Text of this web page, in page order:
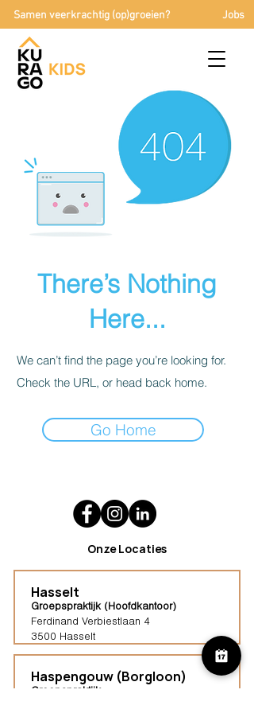
Samen veerkrachtig (op)groeien? Jobs
There’s Nothing
Here...
We can’t find the page you’re looking for.
Check the URL, or head back home.
Go Home
Onze Locaties
Hasselt
Groepspraktijk (Hoofdkantoor)
Ferdinand Verbiestlaan 4
3500 Hasselt
Haspengouw (Borgloon)